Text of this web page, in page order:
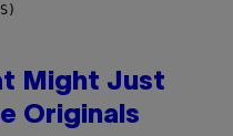
Might Just
Originals